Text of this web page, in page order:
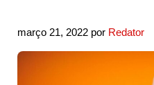
março 21, 2022 por Redator